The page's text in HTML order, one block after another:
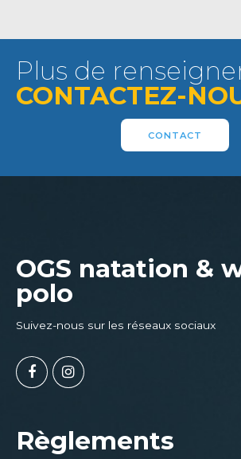
Plus de
CONTACTEZ-
CONTACT
OGS natation &
polo
Suivez-nous sur les réseaux sociaux
Règlements